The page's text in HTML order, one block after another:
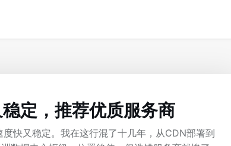
定，推荐优质服务商
快又稳定。我在这行混了十几年，从CDN部署到